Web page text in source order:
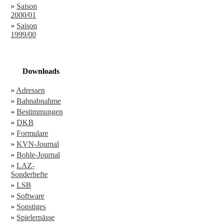
» Saison
2000/01
» Saison
1999/00
Downloads
» Adressen
» Bahnabnahme
» Bestimmungen
» DKB
» Formulare
» KVN-Journal
» Bohle-Journal
» LAZ-
Sonderhefte
» LSB
» Software
» Sonstiges
» Spielerpässe